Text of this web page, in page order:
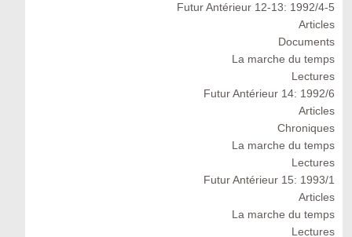
Futur Antérieur 12-13: 1992/4-5
Articles
Documents
La marche du temps
Lectures
Futur Antérieur 14: 1992/6
Articles
Chroniques
La marche du temps
Lectures
Futur Antérieur 15: 1993/1
Articles
La marche du temps
Lectures